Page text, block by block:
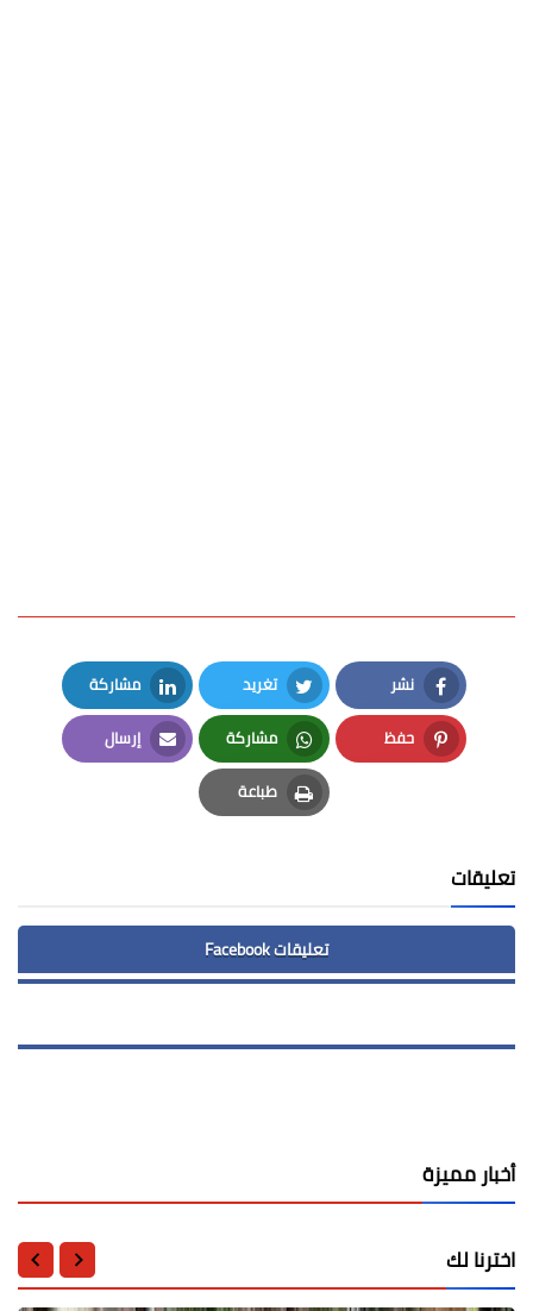
نشر
Facebook
تغريد
Twitter
مشاركة
LinkedIn
حفظ
Pinterest
مشاركة
Whatsapp
إرسال
Email
طباعة
Print
تعليقات
تعليقات Facebook
أخبار مميزة
اخترنا لك